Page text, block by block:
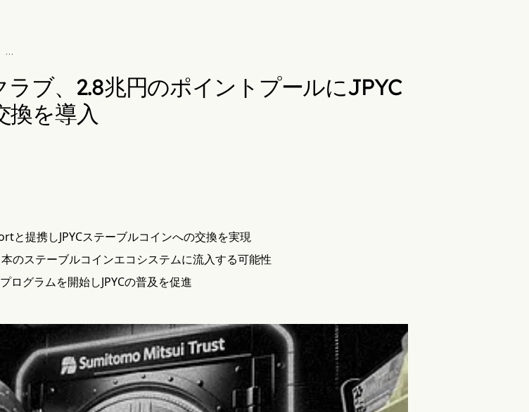
ブ、2.8兆円のポイントプールにJPYC
換を導入
と提携しJPYCステーブルコインへの交換を実現
のステーブルコインエコシステムに流入する可能性
ログラムを開始しJPYCの普及を促進